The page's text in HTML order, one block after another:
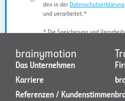
den in der Datenschutzerklärung
und verarbeitet.*
* Die Speicherung und
JETZT KONTAKT
brainymotion
Das Unternehmen
Karriere
Referenzen / Kundenstimmen